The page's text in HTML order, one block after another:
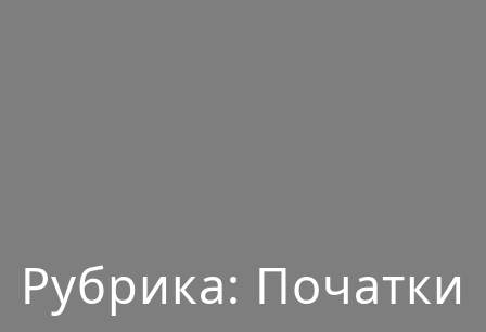
Рубрика: Початки